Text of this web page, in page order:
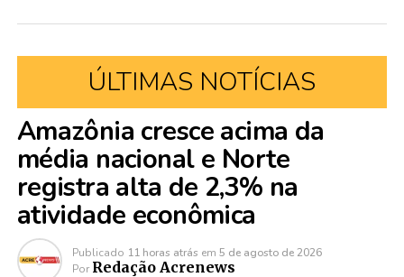
ÚLTIMAS NOTÍCIAS
Amazônia cresce acima da
média nacional e Norte
registra alta de 2,3% na
atividade econômica
Publicado 11 horas atrás em 5 de agosto de 2026
Por Redação Acrenews